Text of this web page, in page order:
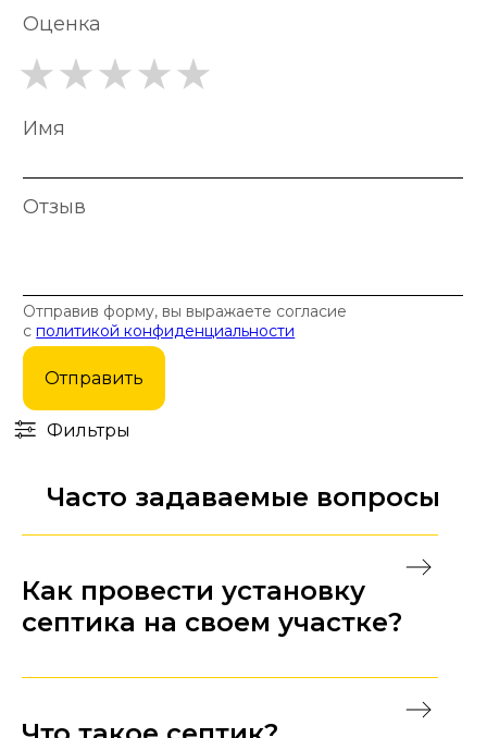
Оценка
Имя
Отзыв
Отправив форму, вы выражаете согласие
сполитикой конфиденциальности
Отправить
Фильтры
Часто задаваемые вопросы
Как провести установку
септика на своем участке?
подобрать ту его разновидность, которая